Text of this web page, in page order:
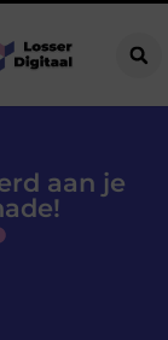
aan je